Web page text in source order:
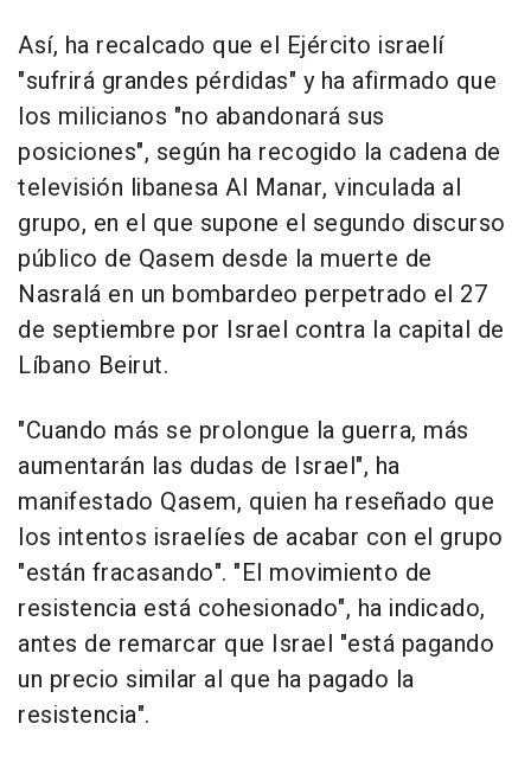
Así, ha recalcado que el Ejército israelí
"sufrirá grandes pérdidas" y ha afirmado que
los milicianos "no abandonará sus
posiciones", según ha recogido la cadena de
televisión libanesa Al Manar, vinculada al
grupo, en el que supone el segundo discurso
público de Qasem desde la muerte de
Nasralá en un bombardeo perpetrado el 27
de septiembre por Israel contra la capital de
Líbano Beirut.
"Cuando más se prolongue la guerra, más
aumentarán las dudas de Israel", ha
manifestado Qasem, quien ha reseñado que
los intentos israelíes de acabar con el grupo
"están fracasando". "El movimiento de
resistencia está cohesionado", ha indicado,
antes de remarcar que Israel "está pagando
un precio similar al que ha pagado la
resistencia".